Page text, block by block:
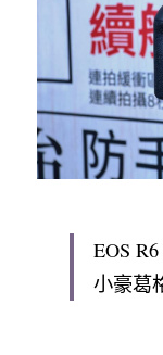
EOS
小豪葛